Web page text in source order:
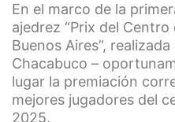
En el marco de la
ajedrez “Prix del
Buenos Aires”,
Chacabuco –
lugar la premiación
mejores jugadores del
2025.